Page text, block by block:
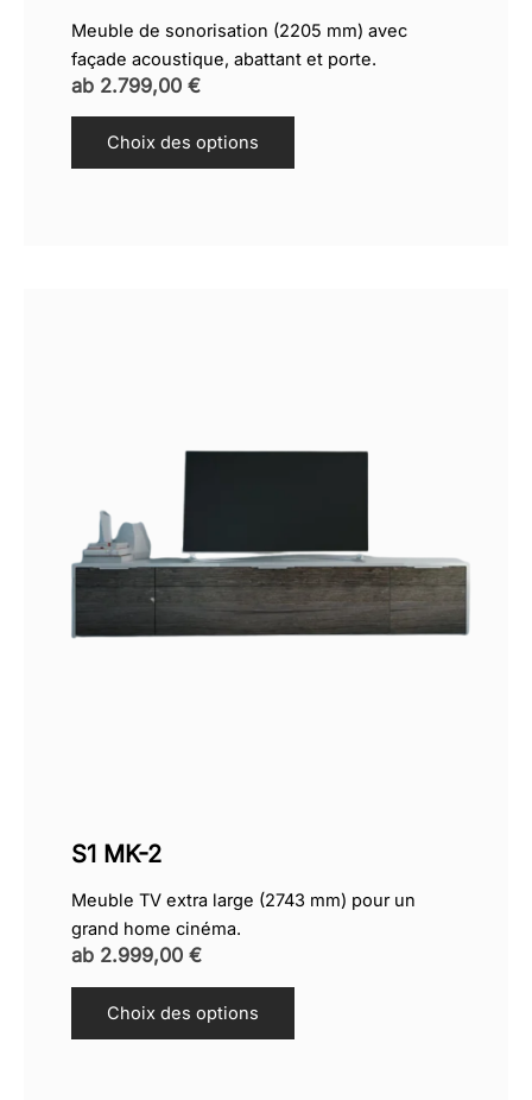
Meuble de sonorisation (2205 mm) avec
façade acoustique, abattant et porte.
ab 2.799,00 €
Choix des options
S1 MK-2
Meuble TV extra large (2743 mm) pour un
grand home cinéma.
ab 2.999,00 €
Choix des options